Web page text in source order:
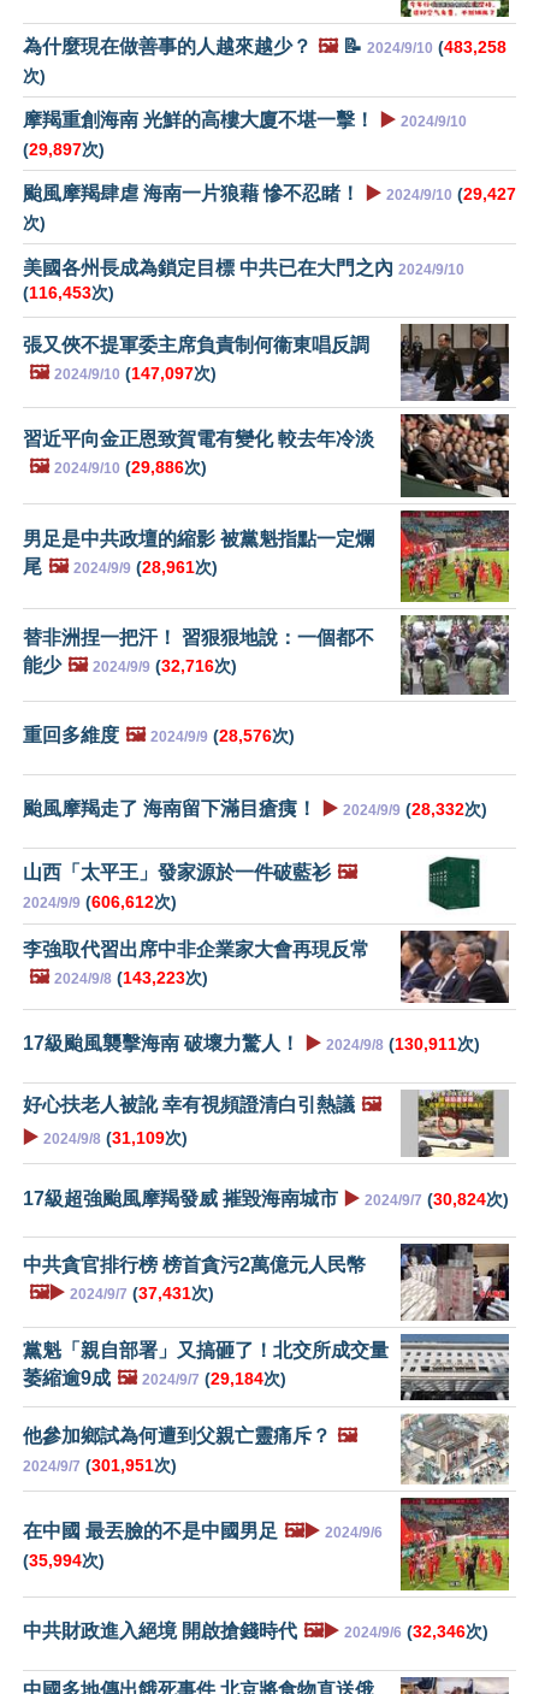
為什麼現在做善事的人越來越少？ 🖼️📝 2024/9/10 (483,258
次)
摩羯重創海南 光鮮的高樓大廈不堪一擊！ ▶️ 2024/9/10
(29,897次)
颱風摩羯肆虐 海南一片狼藉 慘不忍睹！ ▶️ 2024/9/10 (29,427
次)
美國各州長成為鎖定目標 中共已在大門之內 2024/9/10
(116,453次)
張又俠不提軍委主席負責制何衞東唱反調
🖼️ 2024/9/10 (147,097次)
習近平向金正恩致賀電有變化 較去年冷淡
🖼️ 2024/9/10 (29,886次)
男足是中共政壇的縮影 被黨魁指點一定爛
尾 🖼️ 2024/9/9 (28,961次)
替非洲捏一把汗！ 習狠狠地說：一個都不
能少 🖼️ 2024/9/9 (32,716次)
重回多維度 🖼️ 2024/9/9 (28,576次)
颱風摩羯走了 海南留下滿目瘡痍！ ▶️ 2024/9/9 (28,332次)
山西「太平王」發家源於一件破藍衫 🖼️
2024/9/9 (606,612次)
李強取代習出席中非企業家大會再現反常
🖼️ 2024/9/8 (143,223次)
17級颱風襲擊海南 破壞力驚人！ ▶️ 2024/9/8 (130,911次)
好心扶老人被訛 幸有視頻證清白引熱議 🖼️
▶️ 2024/9/8 (31,109次)
17級超強颱風摩羯發威 摧毀海南城市 ▶️ 2024/9/7 (30,824次)
中共貪官排行榜 榜首貪污2萬億元人民幣
🖼️▶️ 2024/9/7 (37,431次)
黨魁「親自部署」又搞砸了！北交所成交量
萎縮逾9成 🖼️ 2024/9/7 (29,184次)
他參加鄉試為何遭到父親亡靈痛斥？ 🖼️
2024/9/7 (301,951次)
在中國 最丟臉的不是中國男足 🖼️▶️ 2024/9/6
(35,994次)
中共財政進入絕境 開啟搶錢時代 🖼️▶️ 2024/9/6 (32,346次)
中國多地傳出餓死事件 北京將食物直送俄